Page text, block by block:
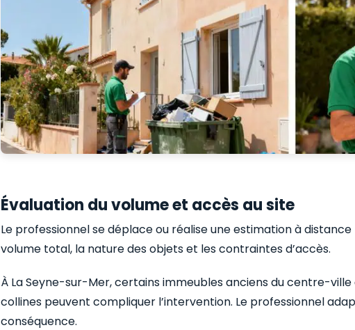
Évaluation du volume et accès au site
Le professionnel se déplace ou réalise une estimation à
volume total, la nature des objets et les contraintes d’accès.
À La Seyne-sur-Mer, certains immeubles anciens du centre-
collines peuvent compliquer l’intervention. Le professionnel
conséquence.